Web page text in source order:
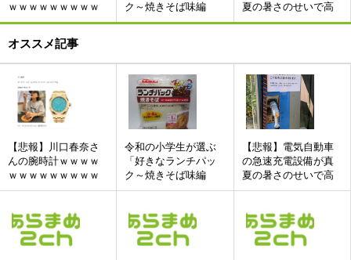
ｗｗｗｗｗｗｗｗｗ
ク～焼きそば味編
～」ランキング
夏の暑さのせいで高
温異常のエラーが出
w
オススメ記事
【悲報】川口春奈さ
んの腕時計ｗｗｗｗ
ｗｗｗｗｗｗｗｗｗ
令和の小学生が選ぶ
「好きなランチパッ
ク～焼きそば味編
～」ランキング
【悲報】電気自動車
の急速充電設備が真
夏の暑さのせいで高
温異常のエラーが出
wwwwwwwwwwwwww
w